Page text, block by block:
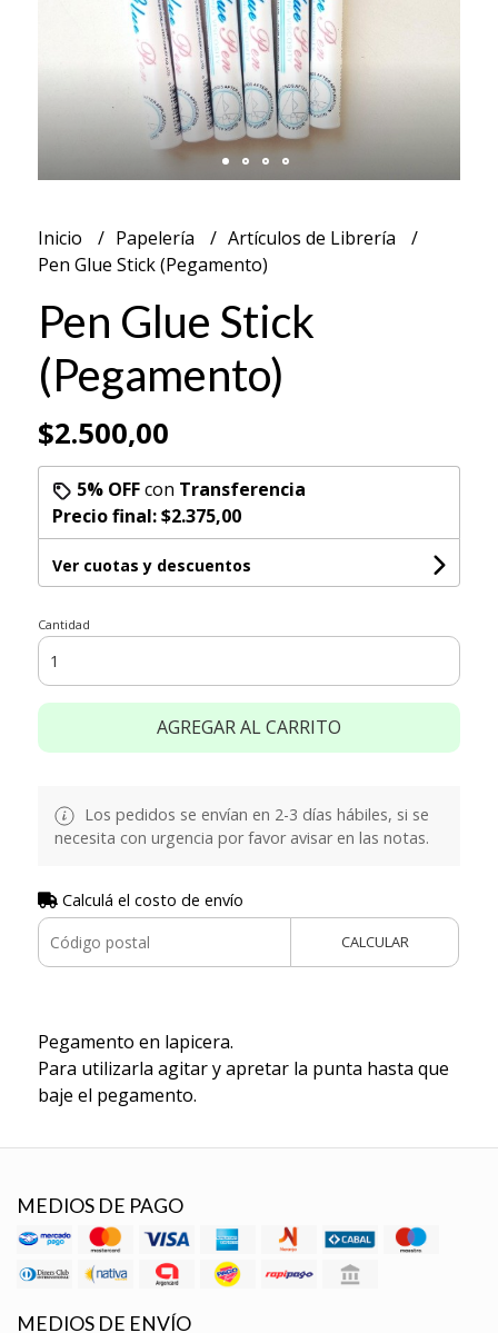
Inicio Papelería
Artículos de Librería
Pen Glue Stick (Pegamento)
Pen Glue Stick
(Pegamento)
$2.500,00
5% OFFcon Transferencia
Precio final:$2.375,00
Ver cuotas y descuentos
Cantidad
AGREGAR AL CARRITO
Los pedidos se envían en 2-3 días hábiles, si se
necesita con urgencia por favor avisar en las notas.
Calculá el costo de envío
CALCULAR
Pegamento en lapicera.
Para utilizarla agitar y apretar la punta hasta que
baje el pegamento.
MEDIOS DE PAGO
MEDIOS DE ENVÍO